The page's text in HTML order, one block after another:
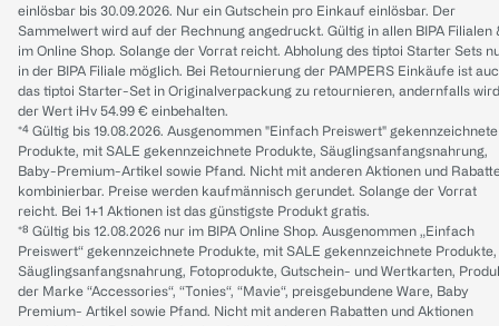
einlösbar bis 30.09.2026. Nur ein Gutschein pro Einkauf einlösbar. Der
Sammelwert wird auf der Rechnung angedruckt. Gültig in allen BIPA Filialen
im Online Shop. Solange der Vorrat reicht. Abholung des tiptoi Starter Sets
in der BIPA Filiale möglich. Bei Retournierung der PAMPERS Einkäufe ist
das tiptoi Starter-Set in Originalverpackung zu retournieren, andernfalls wird
der Wert iHv 54.99 € einbehalten.
*⁴ Gültig bis 19.08.2026. Ausgenommen "Einfach Preiswert" gekennzeichnete
Produkte, mit SALE gekennzeichnete Produkte, Säuglingsanfangsnahrung,
Baby-Premium-Artikel sowie Pfand. Nicht mit anderen Aktionen und
kombinierbar. Preise werden kaufmännisch gerundet. Solange der Vorrat
reicht. Bei 1+1 Aktionen ist das günstigste Produkt gratis.
*⁸ Gültig bis 12.08.2026 nur im BIPA Online Shop. Ausgenommen „Einfach
Preiswert“ gekennzeichnete Produkte, mit SALE gekennzeichnete Produkte,
Säuglingsanfangsnahrung, Fotoprodukte, Gutschein- und Wertkarten,
der Marke “Accessories“, “Tonies“, “Mavie“, preisgebundene Ware, Baby
Premium- Artikel sowie Pfand. Nicht mit anderen Rabatten und Aktionen